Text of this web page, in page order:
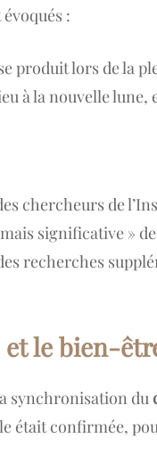
:
produit lors de la
à la nouvelle lune,
chercheurs de
significative »
recherches
le bien-
synchronisation du
était confirmée,